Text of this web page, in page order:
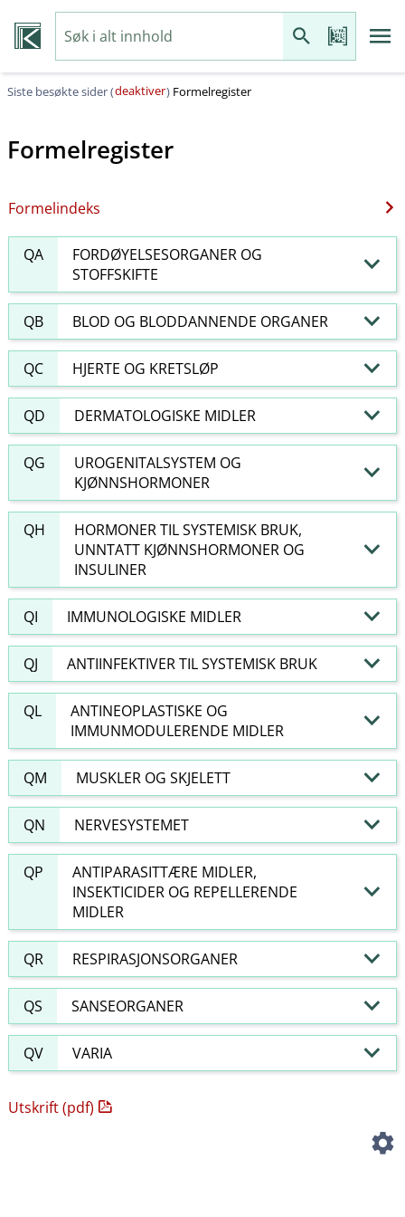
Siste besøkte sider (deaktiver) Formelregister
Formelregister
Formelindeks
QA
FORDØYELSESORGANER OG
STOFFSKIFTE
QB BLOD OG BLODDANNENDE ORGANER
QC HJERTE OG KRETSLØP
QD DERMATOLOGISKE MIDLER
QG
UROGENITALSYSTEM OG
KJØNNSHORMONER
QH
HORMONER TIL SYSTEMISK BRUK,
UNNTATT KJØNNSHORMONER OG
INSULINER
QI IMMUNOLOGISKE MIDLER
QJ ANTIINFEKTIVER TIL SYSTEMISK BRUK
QL
ANTINEOPLASTISKE OG
IMMUNMODULERENDE MIDLER
QM MUSKLER OG SKJELETT
QN NERVESYSTEMET
QP
ANTIPARASITTÆRE MIDLER,
INSEKTICIDER OG REPELLERENDE
MIDLER
QR RESPIRASJONSORGANER
QS SANSEORGANER
QV VARIA
Utskrift (pdf)